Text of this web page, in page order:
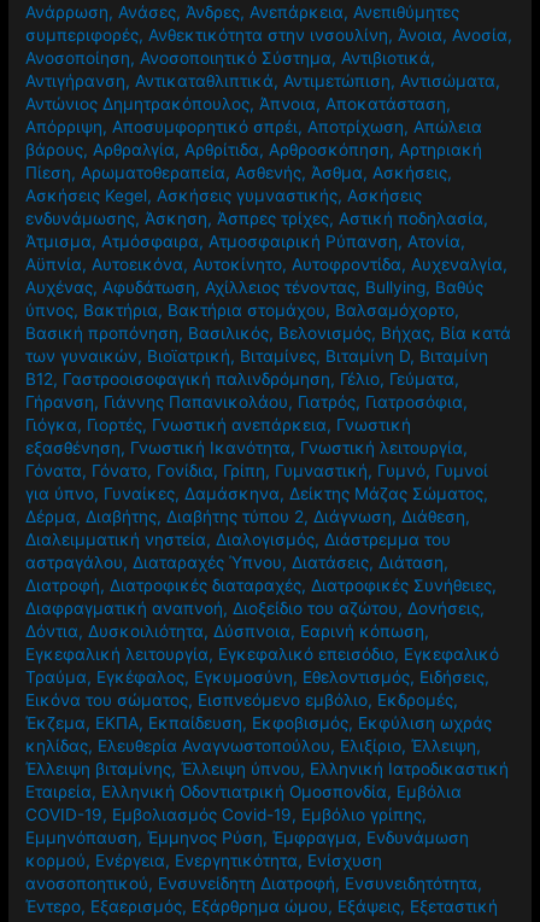
Ανάρρωση, Ανάσες, Άνδρες, Ανεπάρκεια, Ανεπιθύμητες
συμπεριφορές, Ανθεκτικότητα στην ινσουλίνη, Άνοια, Ανοσία,
Ανοσοποίηση, Ανοσοποιητικό Σύστημα, Αντιβιοτικά,
Αντιγήρανση, Αντικαταθλιπτικά, Αντιμετώπιση, Αντισώματα,
Αντώνιος Δημητρακόπουλος, Άπνοια, Αποκατάσταση,
Απόρριψη, Αποσυμφορητικό σπρέι, Αποτρίχωση, Απώλεια
βάρους, Αρθραλγία, Αρθρίτιδα, Αρθροσκόπηση, Αρτηριακή
Πίεση, Αρωματοθεραπεία, Ασθενής, Άσθμα, Ασκήσεις,
Ασκήσεις Kegel, Ασκήσεις γυμναστικής, Ασκήσεις
ενδυνάμωσης, Άσκηση, Άσπρες τρίχες, Αστική ποδηλασία,
Άτμισμα, Ατμόσφαιρα, Ατμοσφαιρική Ρύπανση, Ατονία,
Αϋπνία, Αυτοεικόνα, Αυτοκίνητο, Αυτοφροντίδα, Αυχεναλγία,
Αυχένας, Αφυδάτωση, Αχίλλειος τένοντας, Βullying, Βαθύς
ύπνος, Βακτήρια, Βακτήρια στομάχου, Βαλσαμόχορτο,
Βασική προπόνηση, Βασιλικός, Βελονισμός, Βήχας, Βία κατά
των γυναικών, Βιοϊατρική, Βιταμίνες, Βιταμίνη D, Βιταμίνη
Β12, Γαστροοισοφαγική παλινδρόμηση, Γέλιο, Γεύματα,
Γήρανση, Γιάννης Παπανικολάου, Γιατρός, Γιατροσόφια,
Γιόγκα, Γιορτές, Γνωστική ανεπάρκεια, Γνωστική
εξασθένηση, Γνωστική Ικανότητα, Γνωστική λειτουργία,
Γόνατα, Γόνατο, Γονίδια, Γρίπη, Γυμναστική, Γυμνό, Γυμνοί
για ύπνο, Γυναίκες, Δαμάσκηνα, Δείκτης Μάζας Σώματος,
Δέρμα, Διαβήτης, Διαβήτης τύπου 2, Διάγνωση, Διάθεση,
Διαλειμματική νηστεία, Διαλογισμός, Διάστρεμμα του
αστραγάλου, Διαταραχές Ύπνου, Διατάσεις, Διάταση,
Διατροφή, Διατροφικές διαταραχές, Διατροφικές Συνήθειες,
Διαφραγματική αναπνοή, Διοξείδιο του αζώτου, Δονήσεις,
Δόντια, Δυσκοιλιότητα, Δύσπνοια, Εαρινή κόπωση,
Εγκεφαλική λειτουργία, Εγκεφαλικό επεισόδιο, Εγκεφαλικό
Τραύμα, Εγκέφαλος, Εγκυμοσύνη, Εθελοντισμός, Ειδήσεις,
Εικόνα του σώματος, Εισπνεόμενο εμβόλιο, Εκδρομές,
Έκζεμα, ΕΚΠΑ, Εκπαίδευση, Εκφοβισμός, Εκφύλιση ωχράς
κηλίδας, Ελευθερία Αναγνωστοπούλου, Ελιξίριο,Έλλειψη,
Έλλειψη βιταμίνης,Έλλειψη ύπνου, Ελληνική Ιατροδικαστική
Εταιρεία, Ελληνική Οδοντιατρική Ομοσπονδία, Εμβόλια
COVID-19, Εμβολιασμός Covid-19, Εμβόλιο γρίπης,
Εμμηνόπαυση,Έμμηνος Ρύση,Έμφραγμα, Ενδυνάμωση
κορμού, Ενέργεια, Ενεργητικότητα, Ενίσχυση
ανοσοποητικού, Ενσυνείδητη Διατροφή, Ενσυνειδητότητα,
Έντερο, Εξαερισμός, Εξάρθρημα ώμου, Εξάψεις, Εξεταστική